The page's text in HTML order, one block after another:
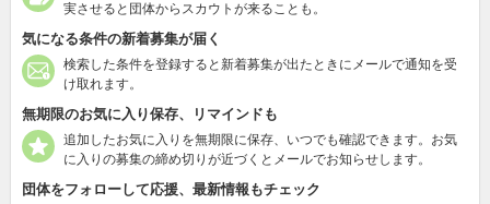
実させると団体からスカウトが来ることも。
気になる条件の新着募集が届く
検索した条件を登録すると新着募集が出たときにメールで通知を受
け取れます。
無期限のお気に入り保存、リマインドも
追加したお気に入りを無期限に保存、いつでも確認できます。お気
に入りの募集の締め切りが近づくとメールでお知らせします。
団体をフォローして応援、最新情報もチェック